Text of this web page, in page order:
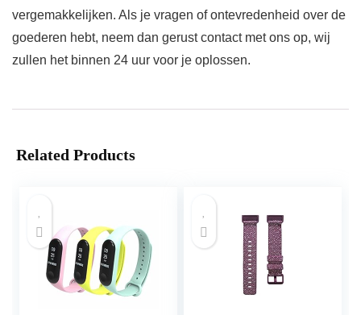
vergemakkelijken. Als je vragen of ontevredenheid over de
goederen hebt, neem dan gerust contact met ons op, wij
zullen het binnen 24 uur voor je oplossen.
Related Products